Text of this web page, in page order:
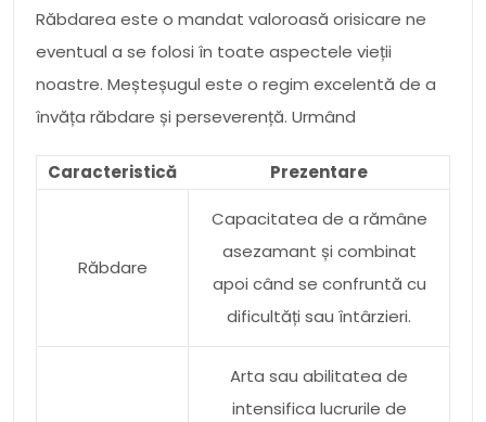
Răbdarea este o mandat valoroasă orisicare ne
eventual a se folosi în toate aspectele vieții
noastre. Meșteșugul este o regim excelentă de a
învăța răbdare și perseverență. Urmând
Caracteristică Prezentare
Răbdare
Capacitatea de a rămâne
asezamant și combinat
apoi când se confruntă cu
dificultăți sau întârzieri.
Arta sau abilitatea de
intensifica lucrurile de